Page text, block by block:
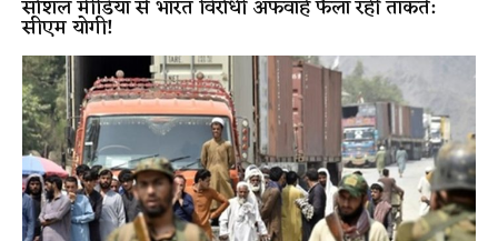
सोशल मीडिया से भारत विरोधी अफवाहें फैला रहीं ताकतें:
सीएम योगी!